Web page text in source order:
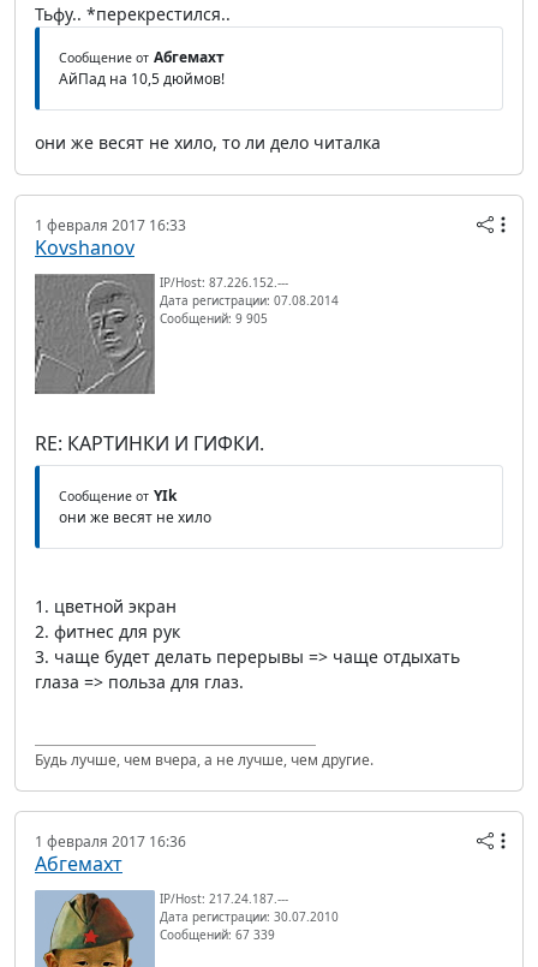
Тьфу.. *перекрестился..
Сообщение от Абгемахт
АйПад на 10,5 дюймов!
они же весят не хило, то ли дело читалка
1 февраля 2017 16:33
Kovshanov
IP/Host: 87.226.152.---
Дата регистрации: 07.08.2014
Сообщений: 9 905
RE: КАРТИНКИ И ГИФКИ.
Сообщение от YIk
они же весят не хило
1. цветной экран
2. фитнес для рук
3. чаще будет делать перерывы => чаще отдыхать
глаза => польза для глаз.
Будь лучше, чем вчера, а не лучше, чем другие.
1 февраля 2017 16:36
Абгемахт
IP/Host: 217.24.187.---
Дата регистрации: 30.07.2010
Сообщений: 67 339